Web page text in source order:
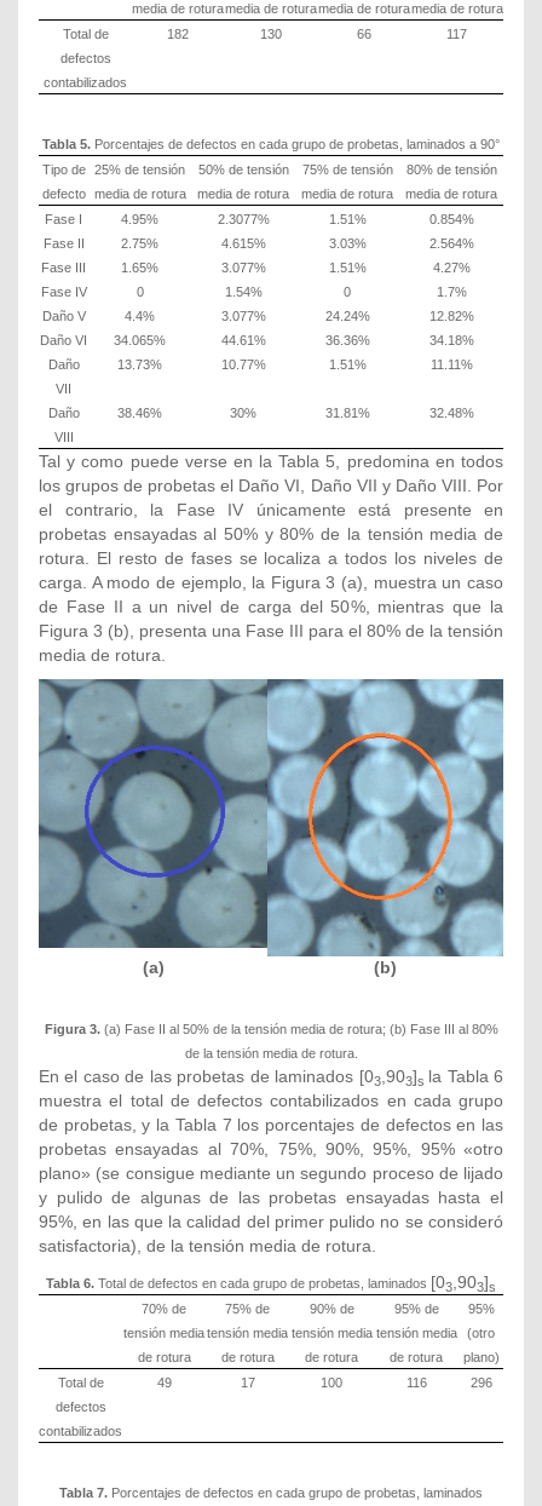
media de roturamedia de roturamedia de roturamedia de rotura
Total de
defectos
contabilizados
182 130 66 117
Tabla 5. Porcentajes de defectos en cada grupo de probetas, laminados a 90°
Tipo de
defecto
25% de tensión
media de rotura
50% de tensión
media de rotura
75% de tensión
media de rotura
80% de tensión
media de rotura
Fase I
4.95% 2.3077% 1.51%
0.854%
Fase II
2.75% 4.615% 3.03%
2.564%
Fase III
1.65% 3.077% 1.51%
4.27%
Fase IV
0 1.54% 0
1.7%
Daño V
4.4% 3.077% 24.24%
12.82%
Daño VI
34.065% 44.61% 36.36%
34.18%
Daño
VII
13.73% 10.77% 1.51% 11.11%
Daño
VIII
38.46% 30% 31.81% 32.48%
Tal y como puede verse en la Tabla 5, predomina en todos
los grupos de probetas el Daño VI, Daño VII y Daño VIII. Por
el contrario, la Fase IV únicamente está presente en
probetas ensayadas al 50% y 80% de la tensión media de
rotura. El resto de fases se localiza a todos los niveles de
carga. A modo de ejemplo, la Figura 3 (a), muestra un caso
de Fase II a un nivel de carga del 50%, mientras que la
Figura 3 (b), presenta una Fase III para el 80% de la tensión
media de rotura.
(a) (b)
Figura 3.(a) Fase II al 50% de la tensión media de rotura; (b) Fase III al 80%
de la tensión media de rotura.
En el caso de las probetas de laminados [03,903]s la Tabla 6
muestra el total de defectos contabilizados en cada grupo
de probetas, y la Tabla 7 los porcentajes de defectos en las
probetas ensayadas al 70%, 75%, 90%, 95%, 95% «otro
plano» (se consigue mediante un segundo proceso de lijado
y pulido de algunas de las probetas ensayadas hasta el
95%, en las que la calidad del primer pulido no se consideró
satisfactoria), de la tensión media de rotura.
Tabla 6. Total de defectos en cada grupo de probetas, laminados [03,903]s
70% de
tensión media
de rotura
75% de
tensión media
de rotura
90% de
tensión media
de rotura
95% de
tensión media
de rotura
95%
(otro
plano)
Total de
defectos
contabilizados
49 17 100 116 296
Tabla 7. Porcentajes de defectos en cada grupo de probetas, laminados